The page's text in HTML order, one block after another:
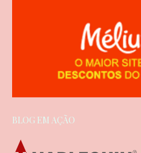
BLOG EM AÇÃO